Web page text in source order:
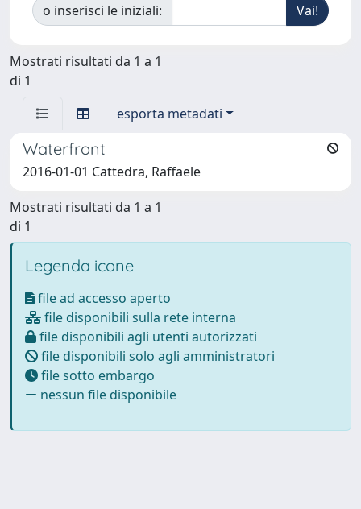
o inserisci le iniziali:
Mostrati risultati da 1 a 1
di 1
esporta metadati
Waterfront
2016-01-01 Cattedra, Raffaele
Mostrati risultati da 1 a 1
di 1
Legenda icone
file ad accesso aperto
file disponibili sulla rete interna
file disponibili agli utenti autorizzati
file disponibili solo agli amministratori
file sotto embargo
nessun file disponibile